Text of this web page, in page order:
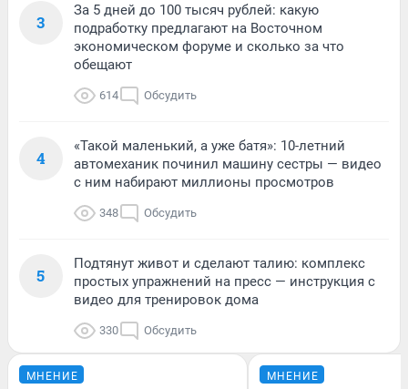
3
За 5 дней до 100 тысяч рублей: какую
подработку предлагают на Восточном
экономическом форуме и сколько за что
обещают
614 Обсудить
4
«Такой маленький, а уже батя»: 10-летний
автомеханик починил машину сестры — видео
с ним набирают миллионы просмотров
348 Обсудить
5
Подтянут живот и сделают талию: комплекс
простых упражнений на пресс — инструкция с
видео для тренировок дома
330 Обсудить
МНЕНИЕ МНЕНИЕ